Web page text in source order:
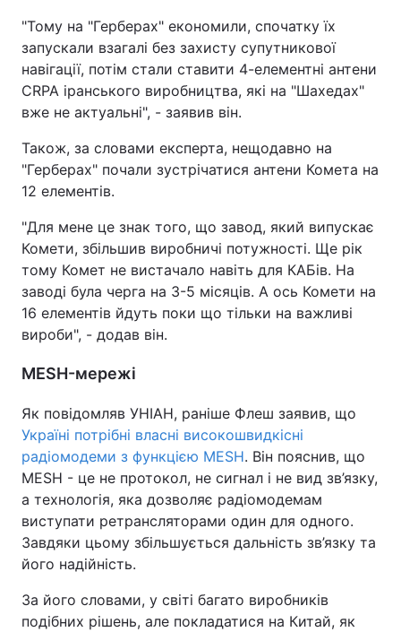
"Тому на "Герберах" економили, спочатку їх
запускали взагалі без захисту супутникової
навігації, потім стали ставити 4-елементні антени
CRPA іранського виробництва, які на "Шахедах"
вже не актуальні", - заявив він.
Також, за словами експерта, нещодавно на
"Герберах" почали зустрічатися антени Комета на
12 елементів.
"Для мене це знак того, що завод, який випускає
Комети, збільшив виробничі потужності. Ще рік
тому Комет не вистачало навіть для КАБів. На
заводі була черга на 3-5 місяців. А ось Комети на
16 елементів йдуть поки що тільки на важливі
вироби", - додав він.
MESH-мережі
Як повідомляв УНІАН, раніше Флеш заявив, що
Україні потрібні власні високошвидкісні
радіомодеми з функцією MESH. Він пояснив, що
MESH - це не протокол, не сигнал і не вид зв’язку,
а технологія, яка дозволяє радіомодемам
виступати ретрансляторами один для одного.
Завдяки цьому збільшується дальність зв’язку та
його надійність.
За його словами, у світі багато виробників
подібних рішень, але покладатися на Китай, як